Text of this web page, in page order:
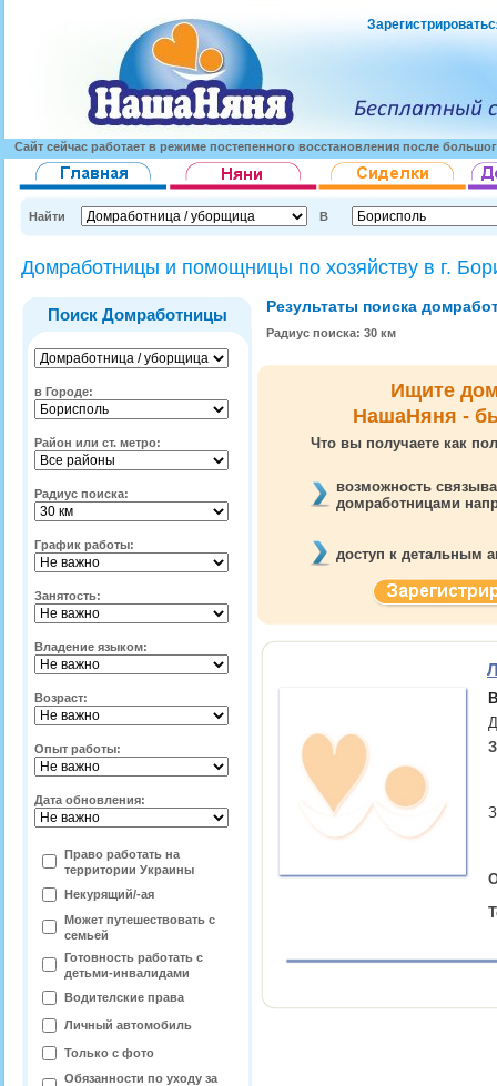
Сайт сейчас работает в режиме постепенного восстановления после
Найти В
Домработницы и помощницы по хозяйству в г.
Поиск Домработницы
в Городе:
Район или ст. метро:
Радиус поиска:
График работы:
Занятость:
Владение языком:
Возраст:
Опыт работы:
Дата обновления:
Право работать на
территории Украины
Некурящий/-ая
Может путешествовать с
семьей
Готовность работать с
детьми-инвалидами
Водителские права
Личный автомобиль
Только с фото
Обязанности по уходу за
Результаты поиска
Радиус поиска: 30 км
Ищите
НашаНяня -
Что вы получаете как
возможность
домработницами
доступ к детальным